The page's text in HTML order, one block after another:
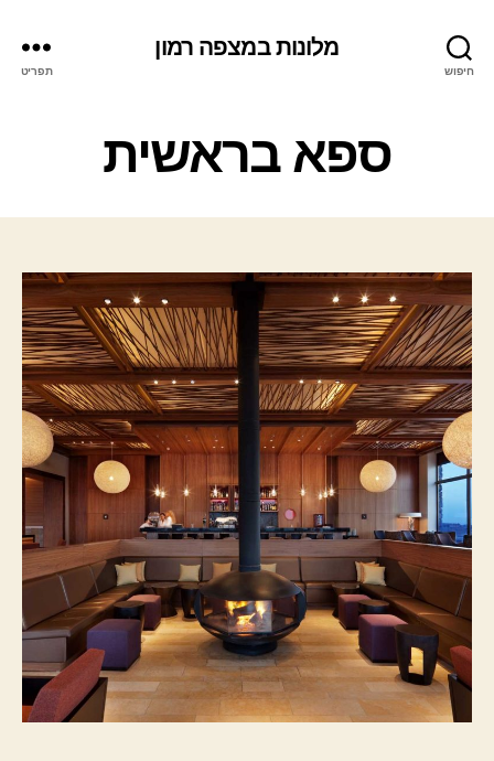
חיפוש
מלונות במצפה רמון
תפריט
ק
ו
ת
ספא בראשית